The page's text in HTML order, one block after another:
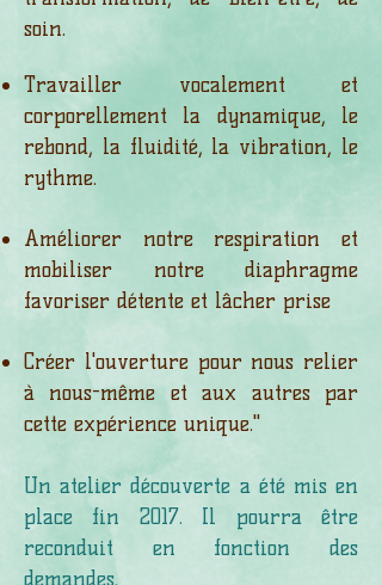
soin.
Travailler vocalement et
corporellement la dynamique, le
rebond, la fluidité, la vibration, le
rythme.
Améliorer notre respiration et
mobiliser notre diaphragme
favoriser détente et lâcher prise
Créer l'ouverture pour nous relier
à nous-même et aux autres par
cette expérience unique."
Un atelier découverte a été mis en
place fin 2017. Il pourra être
reconduit en fonction des
demandes.